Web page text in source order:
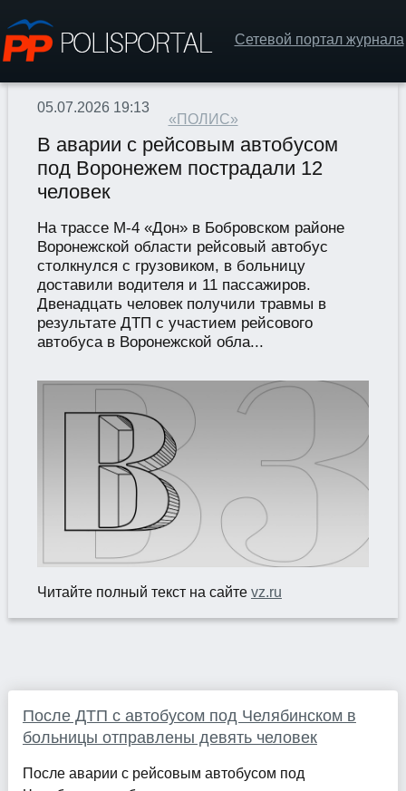
Сетевой портал журнала
«ПОЛИС»
05.07.2026 19:13
В аварии с рейсовым автобусом
под Воронежем пострадали 12
человек
На трассе М-4 «Дон» в Бобровском районе
Воронежской области рейсовый автобус
столкнулся с грузовиком, в больницу
доставили водителя и 11 пассажиров.
Двенадцать человек получили травмы в
результате ДТП с участием рейсового
автобуса в Воронежской обла...
Читайте полный текст на сайте vz.ru
После ДТП с автобусом под Челябинском в
больницы отправлены девять человек
После аварии с рейсовым автобусом под